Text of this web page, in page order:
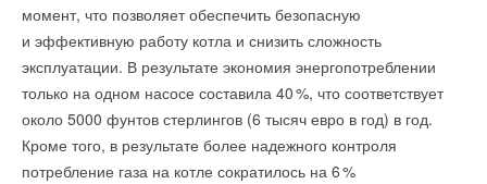
момент, что позволяет обеспечить безопасную
и эффективную работу котла и снизить сложность
эксплуатации. В результате экономия энергопотреблении
только на одном насосе составила 40%, что соответствует
около 5000 фунтов стерлингов (6 тысяч евро в год) в год.
Кроме того, в результате более надежного контроля
потребление газа на котле сократилось на 6%